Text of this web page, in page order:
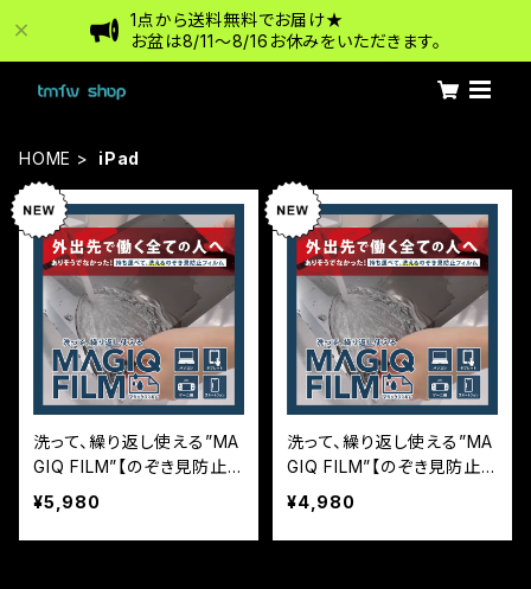
1点から送料無料でお届け★
お盆は8/11〜8/16お休みをいただきます。
HOME iPad
洗って、繰り返し使える”MA
GIQ FILM”【のぞき見防止】i
Pad10.9インチ/iPadAir13
インチ対応
¥5,980
洗って、繰り返し使える”MA
GIQ FILM”【のぞき見防止】i
Pad10.2インチ/iPadAir11イ
ンチ
¥4,980